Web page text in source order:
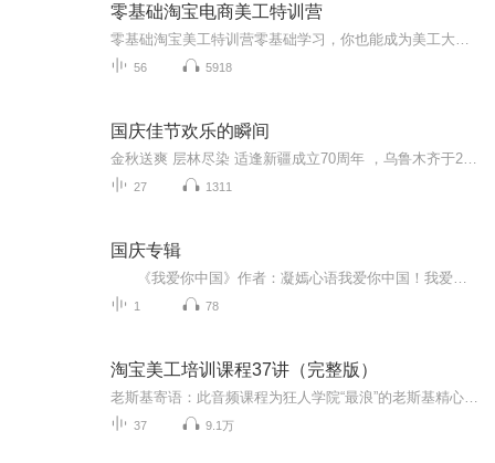
零基础淘宝电商美工特训营
56 5918
国庆佳节欢乐的瞬间
27 1311
国庆专辑
1 78
淘宝美工培训课程37讲（完整版）
37 9.1万